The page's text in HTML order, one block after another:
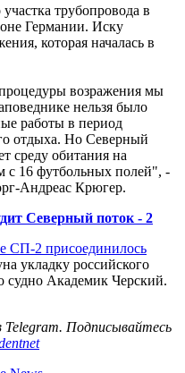
трубопровода в
Германии. Иску
которая началась в
возражения мы
нельзя было
работы в период
отдыха. Но Северный
среду обитания на
с 16 футбольных полей", -
Андреас Крюгер.
Северный поток - 2
СП-2 присоединилось
укладку российского
судно Академик Черский.
Telegram. Подписывайтесь